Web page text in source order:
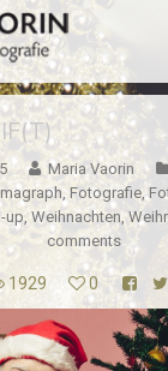
Maria Vaorin
Fotografie
up Weihnachten ,
comments
1929 0